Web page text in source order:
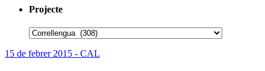
Projecte
15 de febrer 2015 - CAL